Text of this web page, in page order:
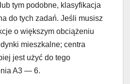
tym podobne, klasyfikacja
do tych zadań. Jeśli musisz
o większym obciążeniu
mieszkalne; centra
jest użyć do tego
A3 — 6.